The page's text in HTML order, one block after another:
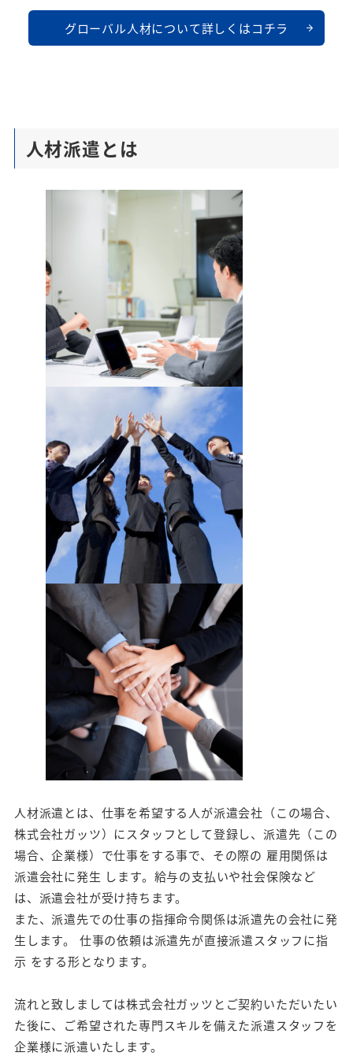
グローバル人材について詳しくはコチラ
人材派遣とは
人材派遣とは、仕事を希望する人が派遣会社（この場合、
株式会社ガッツ）にスタッフとして登録し、派遣先（この
場合、企業様）で仕事をする事で、その際の 雇用関係は
派遣会社に発生 します。給与の支払いや社会保険など
は、派遣会社が受け持ちます。
また、派遣先での仕事の指揮命令関係は派遣先の会社に発
生します。 仕事の依頼は派遣先が直接派遣スタッフに指
示 をする形となります。
流れと致しましては株式会社ガッツとご契約いただいたい
た後に、ご希望された専門スキルを備えた派遣スタッフを
企業様に派遣いたします。